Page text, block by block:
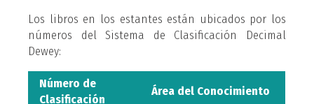
Los libros en los estantes están ubicados por los
números del Sistema de Clasificación Decimal
Dewey:
Número de
Clasificación
Área del Conocimiento